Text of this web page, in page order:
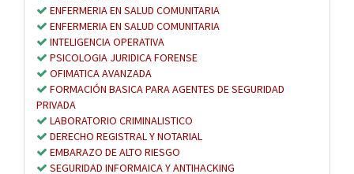
ENFERMERIA EN SALUD COMUNITARIA
ENFERMERIA EN SALUD COMUNITARIA
INTELIGENCIA OPERATIVA
PSICOLOGIA JURIDICA FORENSE
OFIMATICA AVANZADA
FORMACIÓN BASICA PARA AGENTES DE SEGURIDAD
PRIVADA
LABORATORIO CRIMINALISTICO
DERECHO REGISTRAL Y NOTARIAL
EMBARAZO DE ALTO RIESGO
SEGURIDAD INFORMAICA Y ANTIHACKING